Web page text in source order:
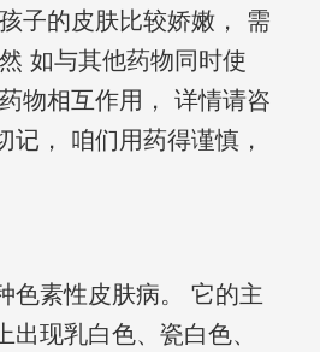
子的皮肤比较娇嫩， 需
如与其他药物同时使
物相互作用， 详情请咨
记， 咱们用药得谨慎，
色素性皮肤病。 它的主
出现乳白色、瓷白色、